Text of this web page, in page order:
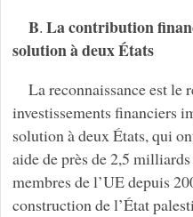
B. La contribution
solution à deux États
La reconnaissance est le
investissements financiers
solution à deux États, qui
aide de près de 2,5
membres de l’UE depuis
construction de l’État